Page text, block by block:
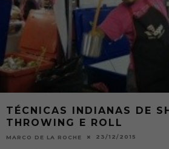
TÉCNICAS INDIANAS DE
THROWING E ROLL
MARCO DE LA ROCHE 23/12/2015